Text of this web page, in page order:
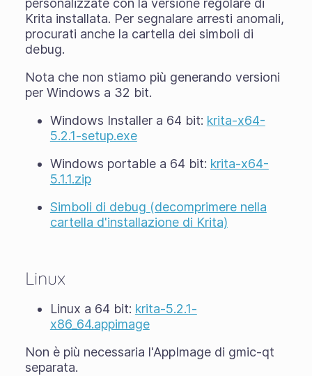
personalizzate con la versione regolare di
Krita installata. Per segnalare arresti anomali,
procurati anche la cartella dei simboli di
debug.
Nota che non stiamo più generando versioni
per Windows a 32 bit.
Windows Installer a 64 bit: krita-x64-
5.2.1-setup.exe
Windows portable a 64 bit: krita-x64-
5.1.1.zip
Simboli di debug (decomprimere nella
cartella d'installazione di Krita)
Linux
Linux a 64 bit: krita-5.2.1-
x86_64.appimage
Non è più necessaria l'AppImage di gmic-qt
separata.